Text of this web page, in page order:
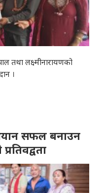
तथा लक्ष्मीनारायणको
।
सफल बनाउन